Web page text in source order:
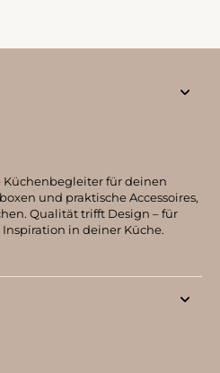
Küchenbegleiter für deinen
und praktische Accessoires,
Qualität trifft Design – für
in deiner Küche.